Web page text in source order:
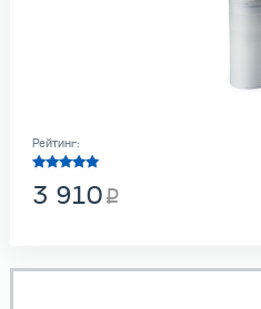
Рейтинг:
3 910